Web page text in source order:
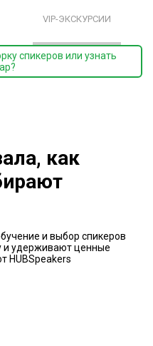
VIP-ЭКСКУРСИИ
спикеров или узнать
как
и выбор спикеров
и удерживают ценные
HUBSpeakers